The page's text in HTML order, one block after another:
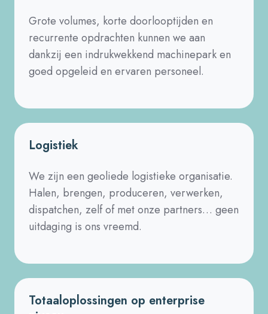
Grote volumes, korte doorlooptijden en
recurrente opdrachten kunnen we aan
dankzij een indrukwekkend machinepark en
goed opgeleid en ervaren personeel.
Logistiek
We zijn een geoliede logistieke organisatie.
Halen, brengen, produceren, verwerken,
dispatchen, zelf of met onze partners… geen
uitdaging is ons vreemd.
Totaaloplossingen op enterprise